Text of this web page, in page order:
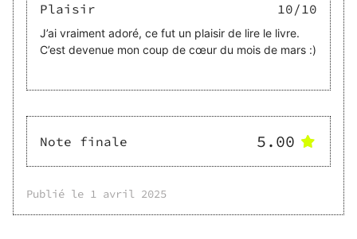
Plaisir 10/10
J’ai vraiment adoré, ce fut un plaisir de lire le livre.
C’est devenue mon coup de cœur du mois de mars :)
Note finale 5.00
Publié le 1 avril 2025